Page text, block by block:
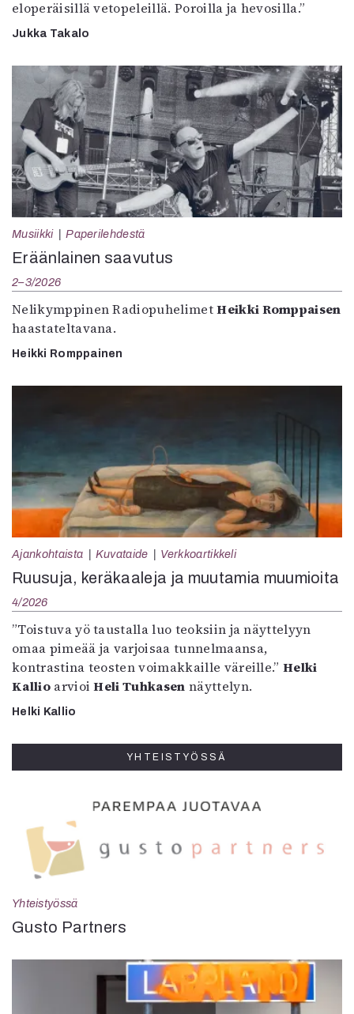
eloperäisillä vetopeleillä. Poroilla ja hevosilla.”
Jukka Takalo
Musiikki Paperilehdestä
Eräänlainen saavutus
2–3/2026
Nelikymppinen RadiopuhelimetHeikki Romppaisen
haastateltavana.
Heikki Romppainen
Ajankohtaista Kuvataide Verkkoartikkeli
Ruusuja, keräkaaleja ja muutamia muumioita
4/2026
”Toistuva yö taustalla luo teoksiin ja näyttelyyn
omaa pimeää ja varjoisaa tunnelmaansa,
kontrastina teosten voimakkaille väreille.”Helki
KallioarvioiHeli Tuhkasen näyttelyn.
Helki Kallio
YHTEISTYÖSSÄ
Yhteistyössä
Gusto Partners